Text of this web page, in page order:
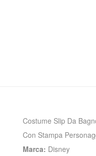
Costume Slip Da
Con Stampa
Marca: Disney